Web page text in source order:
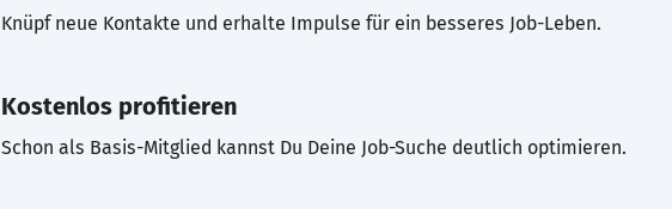
Knüpf neue Kontakte und erhalte Impulse für ein besseres Job-Leben.
Kostenlos profitieren
Schon als Basis-Mitglied kannst Du Deine Job-Suche deutlich optimieren.